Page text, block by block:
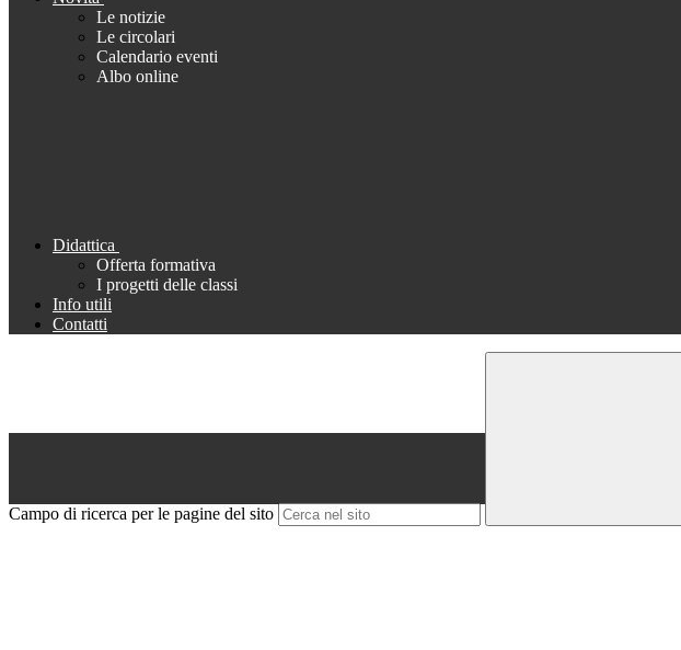
Le notizie
Le circolari
Calendario eventi
Albo online
Didattica
Offerta formativa
I progetti delle classi
Info utili
Contatti
Campo di ricerca per le pagine del sito